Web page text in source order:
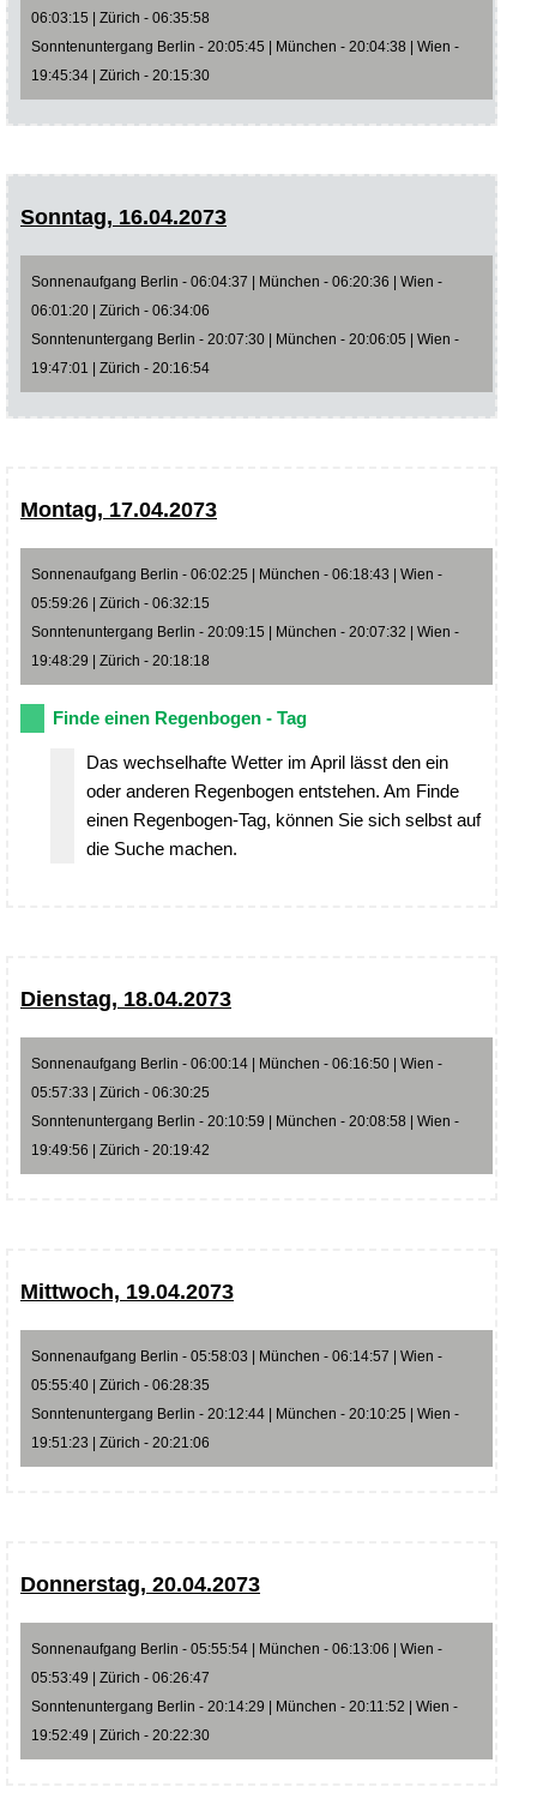
06:03:15 | Zürich - 06:35:58
Sonntenuntergang Berlin - 20:05:45 | München - 20:04:38 | Wien -
19:45:34 | Zürich - 20:15:30
Sonntag, 16.04.2073
Sonnenaufgang Berlin - 06:04:37 | München - 06:20:36 | Wien -
06:01:20 | Zürich - 06:34:06
Sonntenuntergang Berlin - 20:07:30 | München - 20:06:05 | Wien -
19:47:01 | Zürich - 20:16:54
Montag, 17.04.2073
Sonnenaufgang Berlin - 06:02:25 | München - 06:18:43 | Wien -
05:59:26 | Zürich - 06:32:15
Sonntenuntergang Berlin - 20:09:15 | München - 20:07:32 | Wien -
19:48:29 | Zürich - 20:18:18
Finde einen Regenbogen - Tag
Das wechselhafte Wetter im April lässt den ein
oder anderen Regenbogen entstehen. Am Finde
einen Regenbogen-Tag, können Sie sich selbst auf
die Suche machen.
Dienstag, 18.04.2073
Sonnenaufgang Berlin - 06:00:14 | München - 06:16:50 | Wien -
05:57:33 | Zürich - 06:30:25
Sonntenuntergang Berlin - 20:10:59 | München - 20:08:58 | Wien -
19:49:56 | Zürich - 20:19:42
Mittwoch, 19.04.2073
Sonnenaufgang Berlin - 05:58:03 | München - 06:14:57 | Wien -
05:55:40 | Zürich - 06:28:35
Sonntenuntergang Berlin - 20:12:44 | München - 20:10:25 | Wien -
19:51:23 | Zürich - 20:21:06
Donnerstag, 20.04.2073
Sonnenaufgang Berlin - 05:55:54 | München - 06:13:06 | Wien -
05:53:49 | Zürich - 06:26:47
Sonntenuntergang Berlin - 20:14:29 | München - 20:11:52 | Wien -
19:52:49 | Zürich - 20:22:30